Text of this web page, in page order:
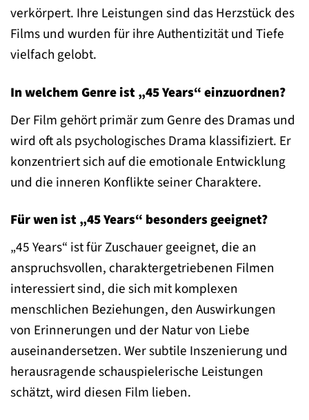
verkörpert. Ihre Leistungen sind das Herzstück des
Films und wurden für ihre Authentizität und Tiefe
vielfach gelobt.
In welchem Genre ist „45 Years“ einzuordnen?
Der Film gehört primär zum Genre des Dramas und
wird oft als psychologisches Drama klassifiziert. Er
konzentriert sich auf die emotionale Entwicklung
und die inneren Konflikte seiner Charaktere.
Für wen ist „45 Years“ besonders geeignet?
„45 Years“ ist für Zuschauer geeignet, die an
anspruchsvollen, charaktergetriebenen Filmen
interessiert sind, die sich mit komplexen
menschlichen Beziehungen, den Auswirkungen
von Erinnerungen und der Natur von Liebe
auseinandersetzen. Wer subtile Inszenierung und
herausragende schauspielerische Leistungen
schätzt, wird diesen Film lieben.